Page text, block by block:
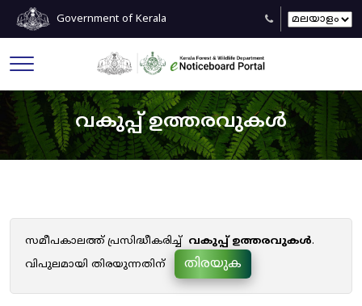
Government of Kerala
വകുപ്പ് ഉത്തരവുകൾ
സമീപകാലത്ത് പ്രസിദ്ധീകരിച്ച് വകുപ്പ് ഉത്തരവുകൾ.
വിപുലമായി തിരയുന്നതിന്
തിരയുക